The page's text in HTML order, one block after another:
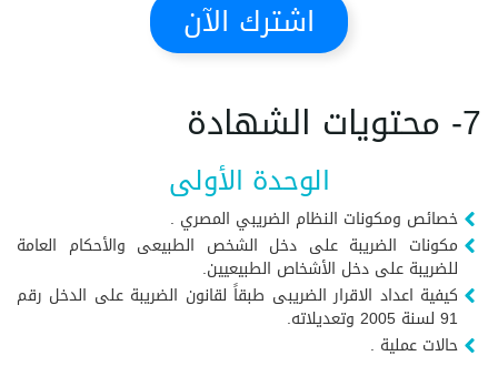
اشترك الآن
7- محتويات الشهادة
الوحدة الأولى
خصائص ومكونات النظام الضريبي المصري .
مكونات الضريبة على دخل الشخص الطبيعى والأحكام العامة
للضريبة على دخل الأشخاص الطبيعيين.
كيفية اعداد الاقرار الضريبى طبقاً لقانون الضريبة على الدخل رقم
91 لسنة 2005 وتعديلاته.
حالات عملية .